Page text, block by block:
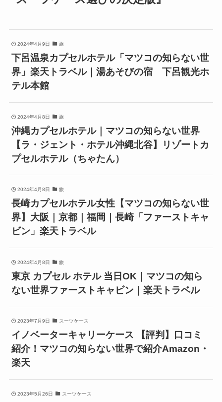
2024年4月9日 旅
下呂温泉カプセルホテル「マツコの知らない世
界」楽天トラベル｜湯あそびの宿 下呂観光ホ
テル本館
2024年4月8日 旅
沖縄カプセルホテル｜マツコの知らない世界
【ラ・ジェント・ホテル沖縄北谷】リゾートカ
プセルホテル（ちゃたん）
2024年4月8日 旅
長崎カプセルホテル女性【マツコの知らない世
界】大阪｜京都｜福岡｜長崎「ファーストキャ
ビン」楽天トラベル
2024年4月8日 旅
東京 カプセル ホテル 当日OK｜マツコの知ら
ない世界ファーストキャビン｜楽天トラベル
2023年7月9日 スーツケース
イノベーターキャリーケース 【評判】口コミ
紹介！マツコの知らない世界で紹介Amazon・
楽天
2023年5月26日 スーツケース